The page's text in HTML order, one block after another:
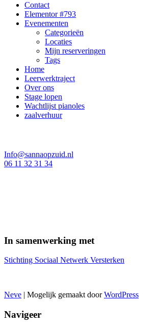
Contact
Elementor #793
Evenementen
Categorieën
Locaties
Mijn reserveringen
Tags
Home
Leerwerktraject
Over ons
Stage lopen
Wachtlijst pianoles
zaalverhuur
Info@sannaopzuid.nl
06 11 32 31 34
In samenwerking met
Stichting Sociaal Netwerk Versterken
Neve | Mogelijk gemaakt doorWordPress
Navigeer